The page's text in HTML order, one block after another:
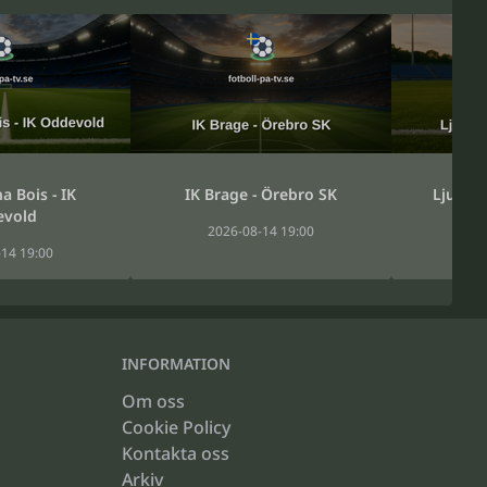
Bois - IK
19:00
IK Brage - Örebro SK
2026-08-14 19:00
INFORMATION
Om oss
Cookie Policy
Kontakta oss
Arkiv